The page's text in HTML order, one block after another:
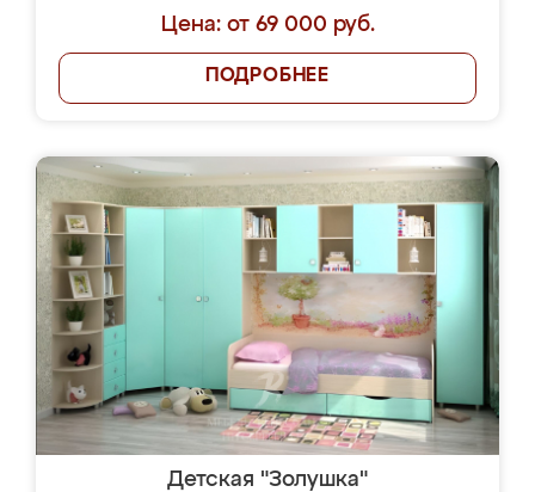
Цена: от 69 000 руб.
ПОДРОБНЕЕ
Детская "Золушка"